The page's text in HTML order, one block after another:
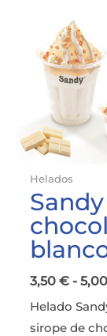
Helados
3,50 € - 5,00
Helado
sirope de